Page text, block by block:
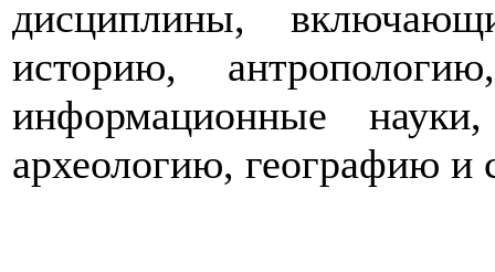
дисциплины,
историю,
информационные
археологию, географию и